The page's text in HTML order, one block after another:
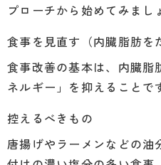
プローチから始めてみまし
食事を見直す（内臓脂肪を
食事改善の基本は、内臓脂
ネルギー」を抑えることで
控えるべきもの
唐揚げやラーメンなどの油